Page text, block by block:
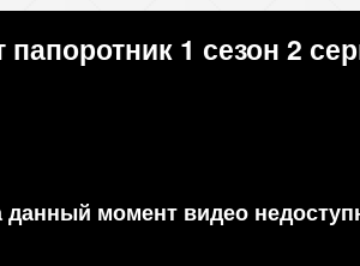
папоротник 1 сезон 2